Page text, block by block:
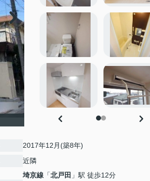
2017年12月(築8年)
近隣
埼京線 「北戸田 」駅 徒歩12分